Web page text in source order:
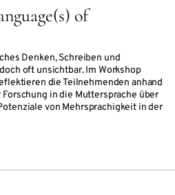
of
Denken, Schreiben und
oft unsichtbar. Im Workshop
die Teilnehmenden anhand
in die Muttersprache über
von Mehrsprachigkeit in der